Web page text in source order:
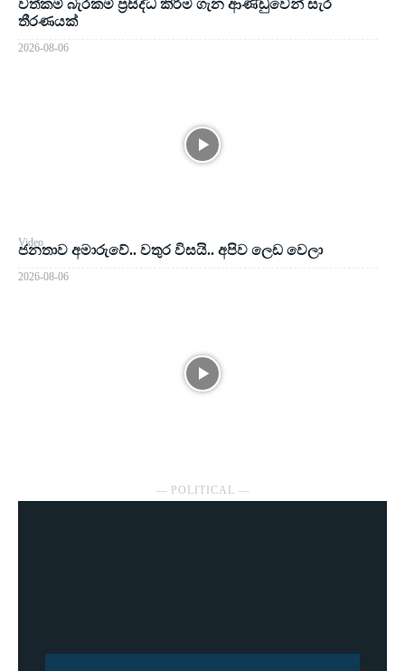
වත්කම් බැරකම් ප්‍රසිද්ධ කිරීම ගැන ආණ්ඩුවෙන් සැර
තීරණයක්
2026-08-06
Video
ජනතාව අමාරුවේ.. වතුර විසයි.. අපිව ලෙඩ වෙලා
2026-08-06
― POLITICAL ―